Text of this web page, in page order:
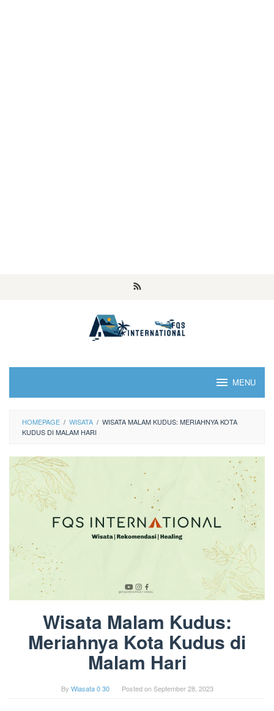
MENU
HOMEPAGE / WISATA / WISATA MALAM KUDUS: MERIAHNYA KOTA
KUDUS DI MALAM HARI
Wisata Malam Kudus:
Meriahnya Kota Kudus di
Malam Hari
By Wiasata 0 30 Posted onSeptember 28, 2023